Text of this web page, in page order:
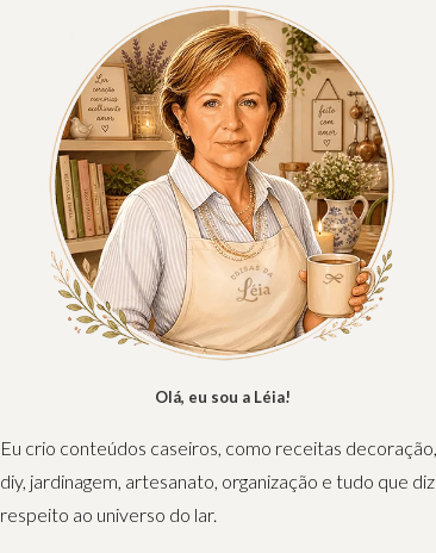
Olá, eu sou a Léia!
Eu crio conteúdos caseiros, como receitas decoração,
diy, jardinagem, artesanato, organização e tudo que diz
respeito ao universo do lar.